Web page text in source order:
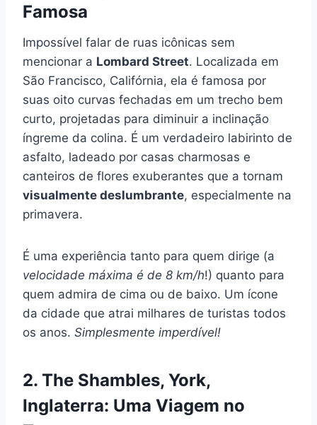
Famosa
Impossível falar de ruas icônicas sem
mencionar a Lombard Street. Localizada em
São Francisco, Califórnia, ela é famosa por
suas oito curvas fechadas em um trecho bem
curto, projetadas para diminuir a inclinação
íngreme da colina. É um verdadeiro labirinto de
asfalto, ladeado por casas charmosas e
canteiros de flores exuberantes que a tornam
visualmente deslumbrante, especialmente na
primavera.
É uma experiência tanto para quem dirige (a
velocidade máxima é de 8 km/h!) quanto para
quem admira de cima ou de baixo. Um ícone
da cidade que atrai milhares de turistas todos
os anos. Simplesmente imperdível!
2. The Shambles, York,
Inglaterra: Uma Viagem no